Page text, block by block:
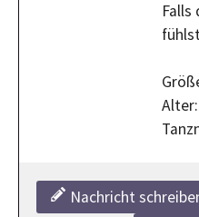
Falls
Nachricht